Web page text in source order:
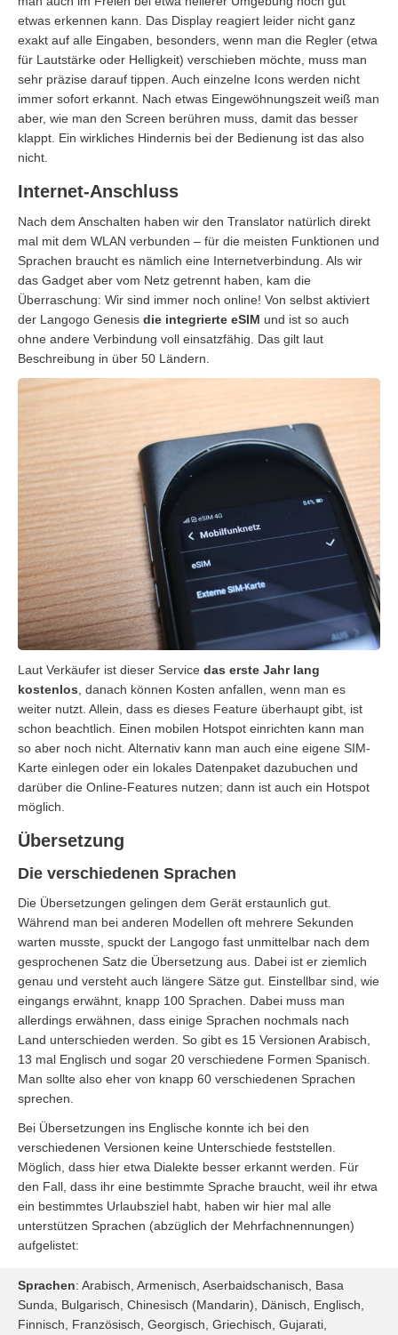
etwas erkennen kann. Das Display reagiert leider nicht ganz
exakt auf alle Eingaben, besonders, wenn man die Regler (etwa
für Lautstärke oder Helligkeit) verschieben möchte, muss man
sehr präzise darauf tippen. Auch einzelne Icons werden nicht
immer sofort erkannt. Nach etwas Eingewöhnungszeit weiß man
aber, wie man den Screen berühren muss, damit das besser
klappt. Ein wirkliches Hindernis bei der Bedienung ist das also
nicht.
Internet-Anschluss
Nach dem Anschalten haben wir den Translator natürlich direkt
mal mit dem WLAN verbunden – für die meisten Funktionen und
Sprachen braucht es nämlich eine Internetverbindung. Als wir
das Gadget aber vom Netz getrennt haben, kam die
Überraschung: Wir sind immer noch online! Von selbst aktiviert
der Langogo Genesis die integrierte eSIM und ist so auch
ohne andere Verbindung voll einsatzfähig. Das gilt laut
Beschreibung in über 50 Ländern.
Laut Verkäufer ist dieser Service das erste Jahr lang
kostenlos , danach können Kosten anfallen, wenn man es
weiter nutzt. Allein, dass es dieses Feature überhaupt gibt, ist
schon beachtlich. Einen mobilen Hotspot einrichten kann man
so aber noch nicht. Alternativ kann man auch eine eigene SIM-
Karte einlegen oder ein lokales Datenpaket dazubuchen und
darüber die Online-Features nutzen; dann ist auch ein Hotspot
möglich.
Übersetzung
Die verschiedenen Sprachen
Die Übersetzungen gelingen dem Gerät erstaunlich gut.
Während man bei anderen Modellen oft mehrere Sekunden
warten musste, spuckt der Langogo fast unmittelbar nach dem
gesprochenen Satz die Übersetzung aus. Dabei ist er ziemlich
genau und versteht auch längere Sätze gut. Einstellbar sind, wie
eingangs erwähnt, knapp 100 Sprachen. Dabei muss man
allerdings erwähnen, dass einige Sprachen nochmals nach
Land unterschieden werden. So gibt es 15 Versionen Arabisch,
13 mal Englisch und sogar 20 verschiedene Formen Spanisch.
Man sollte also eher von knapp 60 verschiedenen Sprachen
sprechen.
Bei Übersetzungen ins Englische konnte ich bei den
verschiedenen Versionen keine Unterschiede feststellen.
Möglich, dass hier etwa Dialekte besser erkannt werden. Für
den Fall, dass ihr eine bestimmte Sprache braucht, weil ihr etwa
ein bestimmtes Urlaubsziel habt, haben wir hier mal alle
unterstützen Sprachen (abzüglich der Mehrfachnennungen)
aufgelistet:
Sprachen: Arabisch, Armenisch, Aserbaidschanisch, Basa
Sunda, Bulgarisch, Chinesisch (Mandarin), Dänisch, Englisch,
Finnisch, Französisch, Georgisch, Griechisch, Gujarati,